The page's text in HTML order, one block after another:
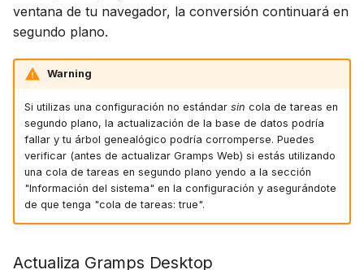
ventana de tu navegador, la conversión continuará en
segundo plano.
Warning
Si utilizas una configuración no estándar sin cola de tareas en
segundo plano, la actualización de la base de datos podría
fallar y tu árbol genealógico podría corromperse. Puedes
verificar (antes de actualizar Gramps Web) si estás utilizando
una cola de tareas en segundo plano yendo a la sección
"Información del sistema" en la configuración y asegurándote
de que tenga "cola de tareas: true".
Actualiza Gramps Desktop